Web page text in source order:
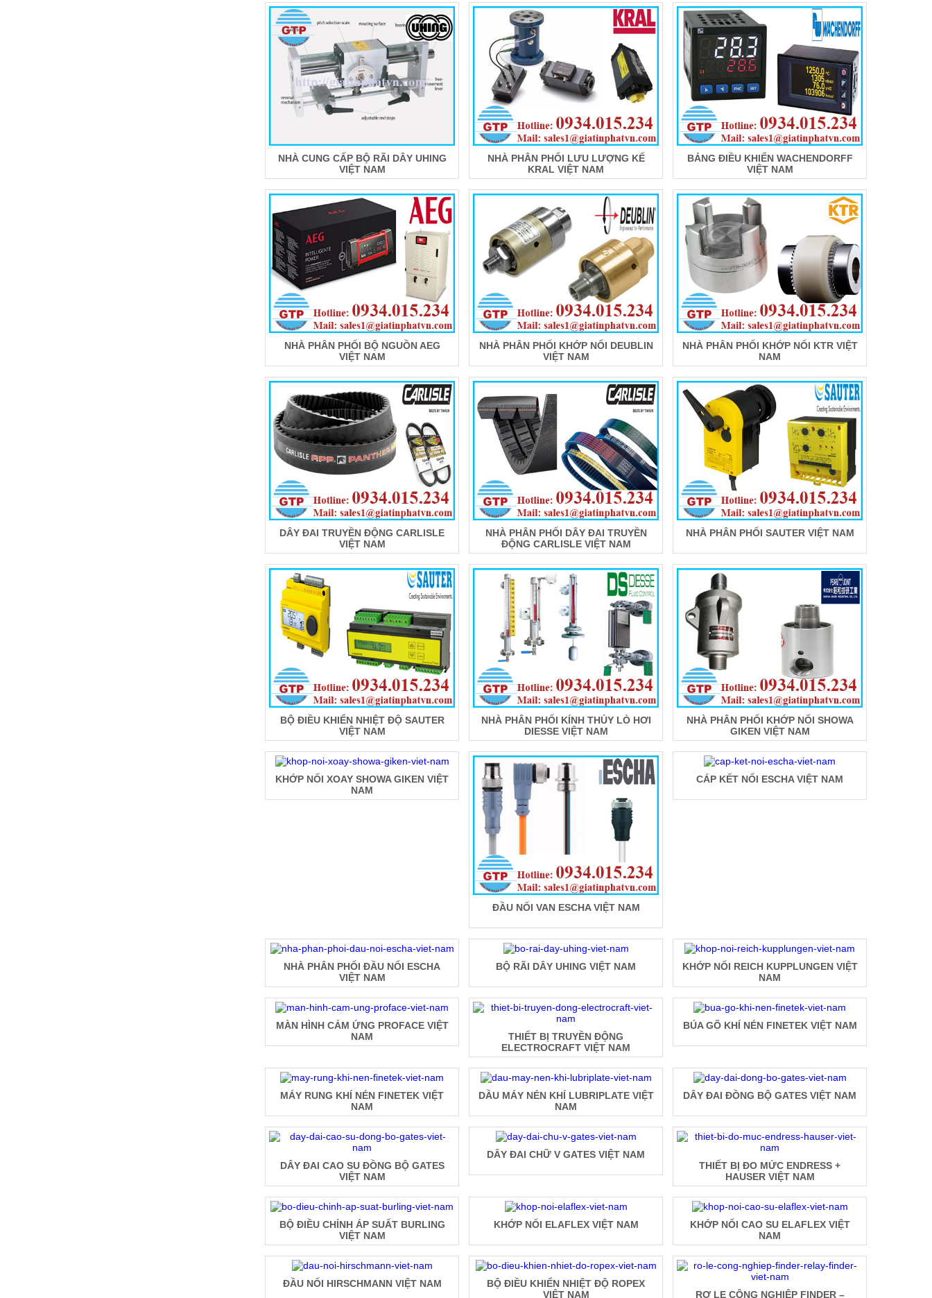
NHÀ CUNG CẤP BỘ RÃI DÂY UHING
VIỆT NAM
NHÀ PHÂN PHỐI LƯU LƯỢNG KẾ
KRAL VIỆT NAM
BẢNG ĐIỀU KHIỂN WACHENDORFF
VIỆT NAM
NHÀ PHÂN PHỐI BỘ NGUỒN AEG
VIỆT NAM
NHÀ PHÂN PHỐI KHỚP NỐI DEUBLIN
VIỆT NAM
NHÀ PHÂN PHỐI KHỚP NỐI KTR VIỆT
NAM
DÂY ĐAI TRUYỀN ĐỘNG CARLISLE
VIỆT NAM
NHÀ PHÂN PHỐI DÂY ĐAI TRUYỀN
ĐỘNG CARLISLE VIỆT NAM
NHÀ PHÂN PHỐI SAUTER VIỆT NAM
BỘ ĐIỀU KHIỂN NHIỆT ĐỘ SAUTER
VIỆT NAM
NHÀ PHÂN PHỐI KÍNH THỦY LÒ HƠI
DIESSE VIỆT NAM
NHÀ PHÂN PHỐI KHỚP NỐI SHOWA
GIKEN VIỆT NAM
KHỚP NỐI XOAY SHOWA GIKEN VIỆT
NAM
ĐẦU NỐI VAN ESCHA VIỆT NAM
CÁP KẾT NỐI ESCHA VIỆT NAM
NHÀ PHÂN PHỐI ĐẦU NỐI ESCHA
VIỆT NAM
BỘ RÃI DÂY UHING VIỆT NAM
KHỚP NỐI REICH KUPPLUNGEN VIỆT
NAM
MÀN HÌNH CẢM ỨNG PROFACE VIỆT
NAM
THIẾT BỊ TRUYỀN ĐỘNG
ELECTROCRAFT VIỆT NAM
BÚA GÕ KHÍ NÉN FINETEK VIỆT NAM
MÁY RUNG KHÍ NÉN FINETEK VIỆT
NAM
DẦU MÁY NÉN KHÍ LUBRIPLATE VIỆT
NAM
DÂY ĐAI ĐỒNG BỘ GATES VIỆT NAM
DÂY ĐAI CAO SU ĐỒNG BỘ GATES
VIỆT NAM
DÂY ĐAI CHỮ V GATES VIỆT NAM
THIẾT BỊ ĐO MỨC ENDRESS +
HAUSER VIỆT NAM
BỘ ĐIỀU CHỈNH ÁP SUẤT BURLING
VIỆT NAM
KHỚP NỐI ELAFLEX VIỆT NAM
KHỚP NỐI CAO SU ELAFLEX VIỆT
NAM
ĐẦU NỐI HIRSCHMANN VIỆT NAM
BỘ ĐIỀU KHIỂN NHIỆT ĐỘ ROPEX
VIỆT NAM
RƠ LE CÔNG NGHIỆP FINDER –